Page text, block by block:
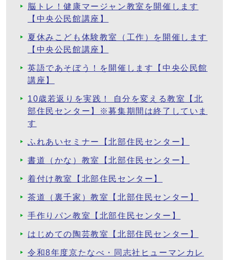
脳トレ！健康マージャン教室を開催します
【中央公民館講座】
夏休みこども体験教室（工作）を開催します
【中央公民館講座】
英語であそぼう！を開催します【中央公民館
講座】
10歳若返りを実践！ 自分を変える教室【北
部住民センター】※募集期間は終了していま
す
ふれあいセミナー【北部住民センター】
書道（かな）教室【北部住民センター】
着付け教室【北部住民センター】
茶道（裏千家）教室【北部住民センター】
手作りパン教室【北部住民センター】
はじめての陶芸教室【北部住民センター】
令和8年度京たなべ・同志社ヒューマンカレ